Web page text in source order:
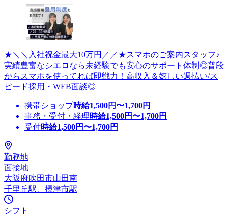
★＼＼入社祝金最大10万円／／★スマホのご案内スタッフ♪
実績豊富なシエロなら未経験でも安心のサポート体制◎普段
からスマホを使ってれば即戦力！高収入＆嬉しい週払い/ス
ピード採用・WEB面談◎
携帯ショップ時給1,500円〜1,700円
事務・受付・経理時給1,500円〜1,700円
受付時給1,500円〜1,700円
勤務地
面接地
大阪府吹田市山田南
千里丘駅、摂津市駅
シフト